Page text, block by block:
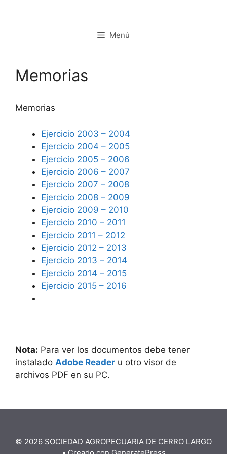
Menú
Memorias
Memorias
Ejercicio 2003 – 2004
Ejercicio 2004 – 2005
Ejercicio 2005 – 2006
Ejercicio 2006 – 2007
Ejercicio 2007 – 2008
Ejercicio 2008 – 2009
Ejercicio 2009 – 2010
Ejercicio 2010 – 2011
Ejercicio 2011 – 2012
Ejercicio 2012 – 2013
Ejercicio 2013 – 2014
Ejercicio 2014 – 2015
Ejercicio 2015 – 2016
Nota: Para ver los documentos debe tener
instalado Adobe Reader u otro visor de
archivos PDF en su PC.
© 2026 SOCIEDAD AGROPECUARIA DE CERRO LARGO